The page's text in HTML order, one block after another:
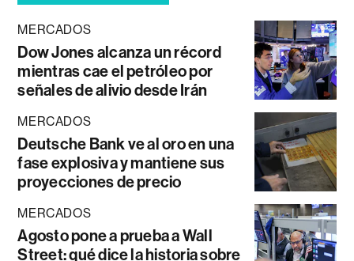
MERCADOS
Dow Jones alcanza un récord
mientras cae el petróleo por
señales de alivio desde Irán
MERCADOS
Deutsche Bank ve al oro en una
fase explosiva y mantiene sus
proyecciones de precio
MERCADOS
Agosto pone a prueba a Wall
Street: qué dice la historia sobre